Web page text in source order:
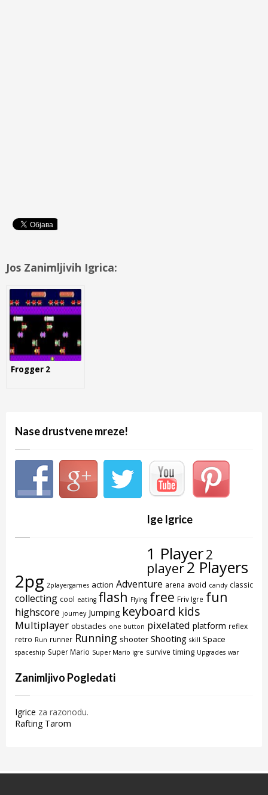
Jos Zanimljivih Igrica:
Frogger 2
Nase drustvene mreze!
Ige Igrice
1 Player2
player2 Players
2pg 2playergames action Adventure arena avoid candy classic
collecting cool eating flash Flying free Friv Igre fun
highscore journey Jumping keyboard kids
Multiplayer obstacles one button pixelated platform reflex
retro Run runner Running shooter Shooting skill Space
spaceship Super Mario Super Mario igre survive timing Upgrades war
Zanimljivo Pogledati
Igrice za razonodu.
Rafting Tarom